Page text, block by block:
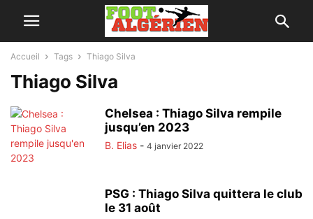
Accueil Tags Thiago Silva
Thiago Silva
Chelsea : Thiago Silva rempile
jusqu’en 2023
B. Elias - 4 janvier 2022
PSG : Thiago Silva quittera le club
le 31 août